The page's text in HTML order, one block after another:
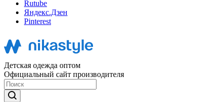
Rutube
Яндекс.Дзен
Pinterest
Детская одежда оптом
Официальный сайт производителя